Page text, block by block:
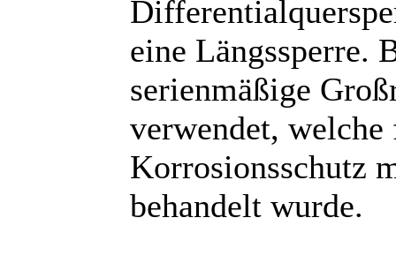
eine Längssperre.
serienmäßige
verwendet, welche
Korrosionsschutz
behandelt wurde.